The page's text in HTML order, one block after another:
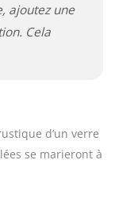
ajoutez une
Cela
d’un verre
se marieront à